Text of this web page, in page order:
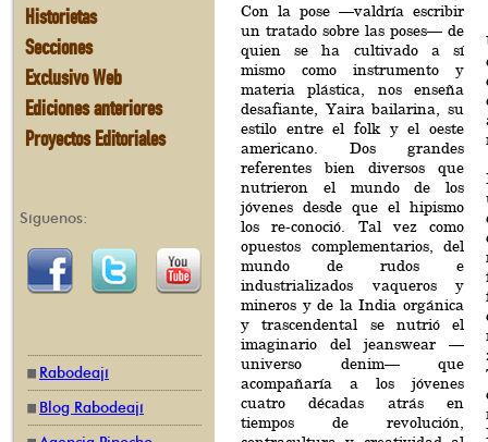
Historietas
Secciones
Exclusivo Web
Ediciones anteriores
Proyectos Editoriales
Síguenos:
Rabodeají
Blog Rabodeají
Con la pose —valdría escribir
un tratado sobre las poses— de
quien se ha cultivado a sí
mismo como instrumento y
materia plástica, nos enseña
desafiante, Yaira bailarina, su
estilo entre el folk y el oeste
americano. Dos grandes
referentes bien diversos que
nutrieron el mundo de los
jóvenes desde que el hipismo
los re-conoció. Tal vez como
opuestos complementarios, del
mundo de rudos e
industrializados vaqueros y
mineros y de la India orgánica
y trascendental se nutrió el
imaginario del jeanswear —
universo denim— que
acompañaría a los jóvenes
cuatro décadas atrás en
tiempos de revolución,